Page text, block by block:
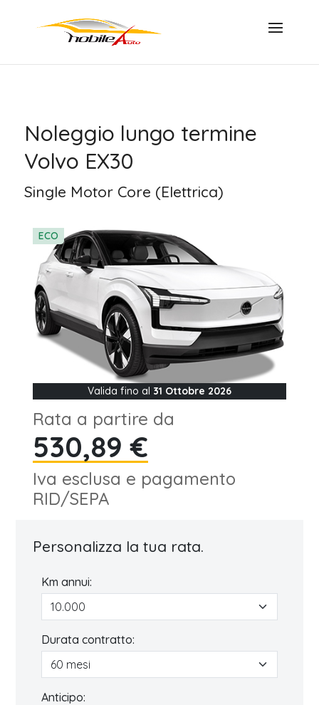
Noleggio lungo termine
Volvo EX30
Single Motor Core (Elettrica)
ECO
Valida fino al 31 Ottobre 2026
Rata a partire da
530,89 €
Iva esclusa e pagamento
RID/SEPA
Personalizza la tua rata.
Km annui:
Durata contratto:
Anticipo: